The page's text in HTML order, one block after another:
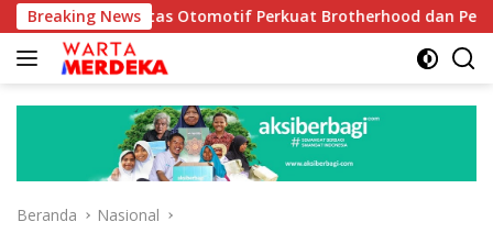
Langsung
ke
konten
Breaking News
Otomotif Perkuat Brotherhood dan Persatuan
Beranda Nasional